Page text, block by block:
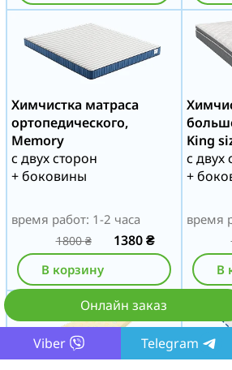
Онлайн заказ
Viber Telegram
Химчистка матраса
ортопедического,
Memory
с двух сторон
+ боковины
время работ: 1-2 часа
1800₴ 1380₴
В корзину
King
с двух
+
время
В